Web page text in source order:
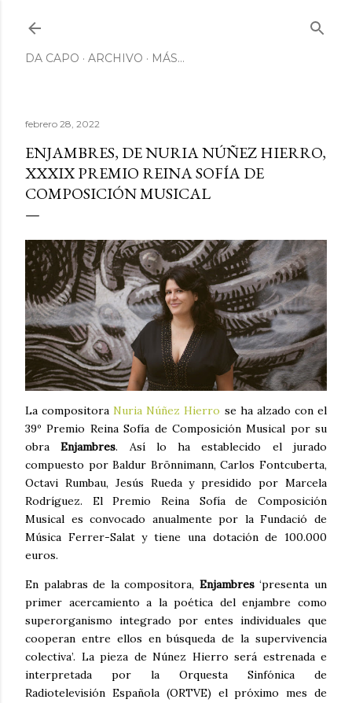
DA CAPO ARCHIVO MÁS…
febrero 28, 2022
ENJAMBRES, DE NURIA NÚÑEZ HIERRO,
XXXIX PREMIO REINA SOFÍA DE
COMPOSICIÓN MUSICAL
La compositoraNuria Núñez Hierro se ha alzado con el
39º Premio Reina Sofía de Composición Musical por su
obraEnjambres. Así lo ha establecido el jurado
compuesto por Baldur Brönnimann, Carlos Fontcuberta,
Octavi Rumbau, Jesús Rueda y presidido por Marcela
Rodríguez. El Premio Reina Sofía de Composición
Musical es convocado anualmente por la Fundació de
Música Ferrer-Salat y tiene una dotación de 100.000
euros.
En palabras de la compositora, Enjambres‘presenta un
primer acercamiento a la poética del enjambre como
superorganismo integrado por entes individuales que
cooperan entre ellos en búsqueda de la supervivencia
colectiva’. La pieza de Núnez Hierro será estrenada e
interpretada por la Orquesta Sinfónica de
Radiotelevisión Española (ORTVE) el próximo mes de